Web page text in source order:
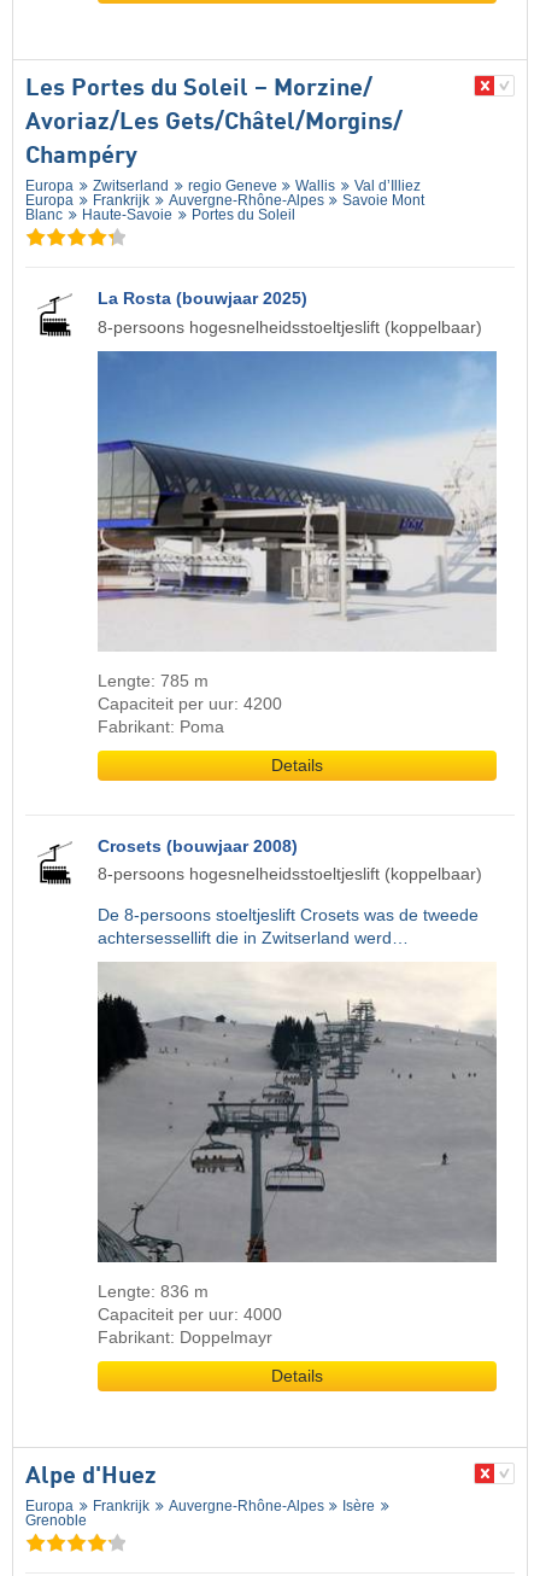
Les Portes du Soleil – Morzine/​
Avoriaz/​Les Gets/​Châtel/​Morgins/​
Champéry
Europa Zwitserland regio Geneve Wallis
Val d’Illiez
Europa
Frankrijk Auvergne-Rhône-Alpes
Savoie Mont
Blanc
Haute-Savoie Portes du Soleil
La Rosta (bouwjaar 2025)
8-persoons hogesnelheidsstoeltjeslift (koppelbaar)
Lengte: 785 m
Capaciteit per uur: 4200
Fabrikant: Poma
Details
Crosets (bouwjaar 2008)
8-persoons hogesnelheidsstoeltjeslift (koppelbaar)
De 8-persoons stoeltjeslift Crosets was de tweede
achtersessellift die in Zwitserland werd…
Lengte: 836 m
Capaciteit per uur: 4000
Fabrikant: Doppelmayr
Details
Alpe d'Huez
Europa Frankrijk Auvergne-Rhône-Alpes
Isère
Grenoble